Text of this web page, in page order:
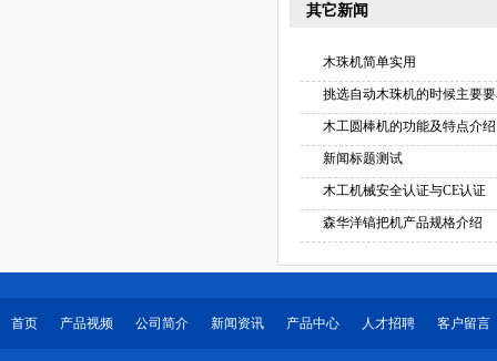
其它新闻
木珠机简单实用
挑选自动木珠机的时候主要
木工圆棒机的功能及特点介绍
新闻标题测试
木工机械安全认证与CE认证
森华洋镐把机产品规格介绍
首页 产品视频 公司简介 新闻资讯 产品中心 人才招聘 客户留言